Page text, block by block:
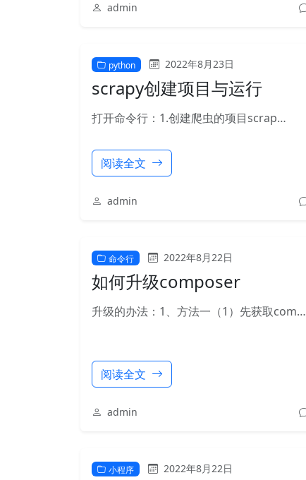
admin
python 2022年8月23日
scrapy创建项目与运行
打开命令行：1.创建爬虫的项目scrap…
阅读全文
admin
命令行 2022年8月22日
如何升级composer
升级的办法：1、方法一（1）先获取com…
阅读全文
admin
小程序 2022年8月22日